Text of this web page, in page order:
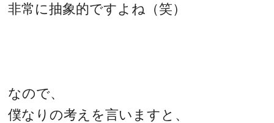
非常に抽象的ですよね（笑）
なので、
僕なりの考えを言いますと、